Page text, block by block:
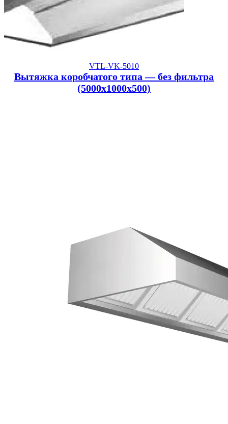
VTL-VK-5010
Вытяжка коробчатого типа — без фильтра
(5000x1000x500)